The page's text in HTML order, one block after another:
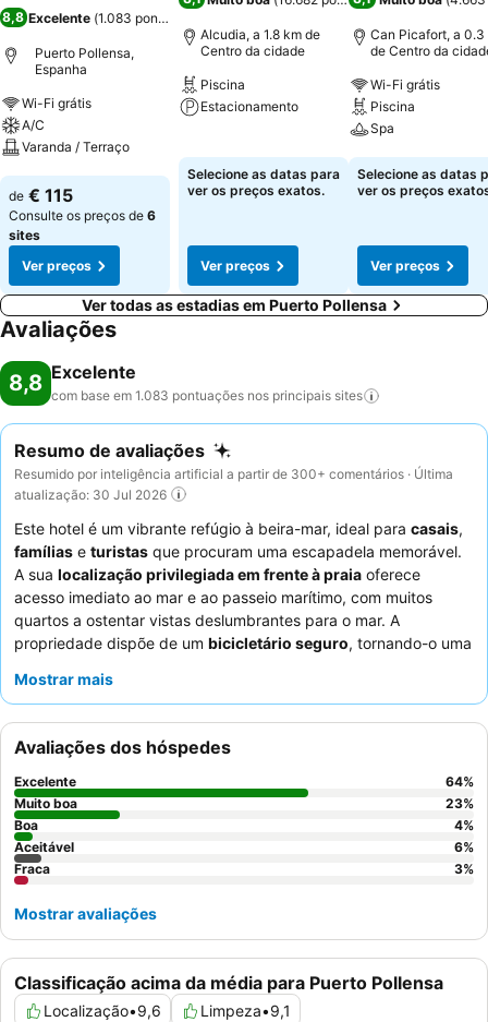
8,8 Excelente (1.083 pontuações
Puerto Pollensa,
Espanha
Wi-Fi grátis
A/C
Varanda / Terraço
Ver preços
de € 115
Consulte os preços de 6
sites
Ver preços
Alcudia, a 1.8 km de
Centro da cidade
Piscina
Estacionamento
Selecione as datas para
ver os preços exatos.
Ver preços
Can Picafort, a 0.3
de Centro da
Wi-Fi grátis
Piscina
Spa
Ver preços
Selecione as datas
ver os preços
Ver preços
Ver todas as estadias em Puerto Pollensa
Avaliações
8,8 Excelente
com base em 1.083 pontuações nos principais sites
Resumo de avaliações
Resumido por inteligência artificial a partir de 300+ comentários · Última
atualização: 30 Jul 2026
Este hotel é um vibrante refúgio à beira-mar, ideal para casais,
famílias e turistas que procuram uma escapadela memorável.
A sua localização privilegiada em frente à praia oferece
acesso imediato ao mar e ao passeio marítimo, com muitos
quartos a ostentar vistas deslumbrantes para o mar. A
propriedade dispõe de um bicicletário seguro, tornando-o uma
elogiam consistentemente a
e ingredientes frescos. Para uma experiência mais relaxante,
considere solicitar um quarto com
vistas e do ar fresco.
Mostrar mais
Classificação acima da média para Puerto Pollensa
Localização•9,6 Limpeza•9,1
Avaliações dos hóspedes
Excelente 64%
Muito boa
23%
Boa
4%
Aceitável
6%
Fraca
3%
Mostrar avaliações